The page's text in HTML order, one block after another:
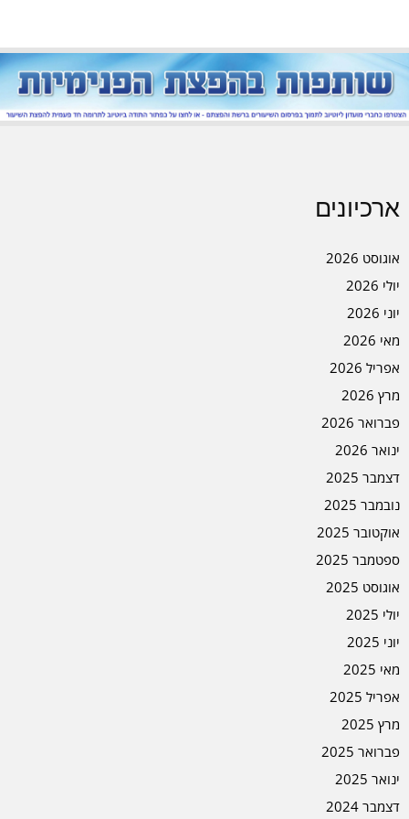
ארכיונים
אוגוסט 2026
יולי 2026
יוני 2026
מאי 2026
אפריל 2026
מרץ 2026
פברואר 2026
ינואר 2026
דצמבר 2025
נובמבר 2025
אוקטובר 2025
ספטמבר 2025
אוגוסט 2025
יולי 2025
יוני 2025
מאי 2025
אפריל 2025
מרץ 2025
פברואר 2025
ינואר 2025
דצמבר 2024